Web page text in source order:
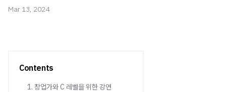
Mar 13, 2024
Contents
1. 창업가와 C 레벨을 위한 강연